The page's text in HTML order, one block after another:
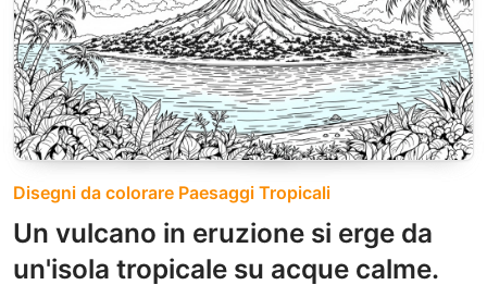
Disegni da colorare Paesaggi Tropicali
Un vulcano in eruzione si erge da
un'isola tropicale su acque calme.